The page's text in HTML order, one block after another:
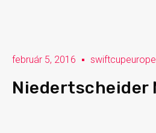
február 5, 2016 swiftcupeurope
Niedertscheider